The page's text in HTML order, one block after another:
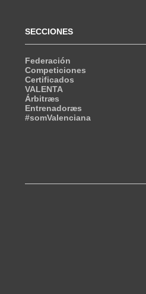
SECCIONES
Federación
Competiciones
Certificados
VALENTA
Árbitræs
Entrenadoræs
#somValenciana